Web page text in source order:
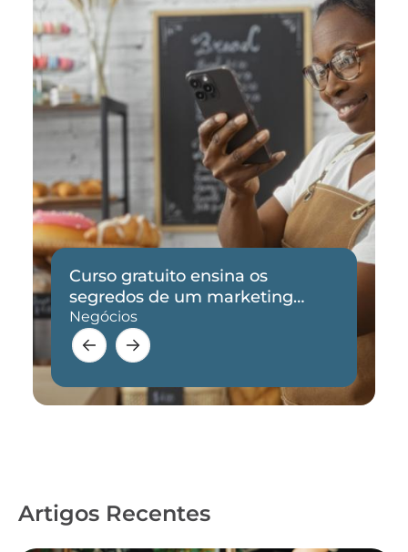
Curso gratuito ensina os
segredos de um marketing
eficaz
Negócios
Artigos Recentes